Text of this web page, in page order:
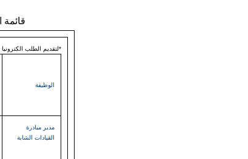
قائمة
*لتقديم الطلب
الوظيفة
مدير مبادرة
القيادات الشابة